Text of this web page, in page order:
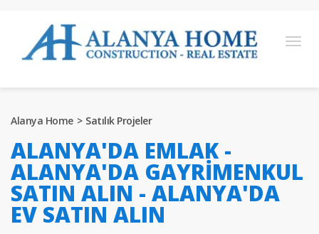
Ukrainian
SATILIK PROJELER
HAZIR SATILIK MÜLKLER
Alanya Home Satılık Projeler
ALANYA'DA EMLAK -
ALANYA'DA GAYRIMENKUL
SATIN ALIN - ALANYA'DA
EV SATIN ALIN